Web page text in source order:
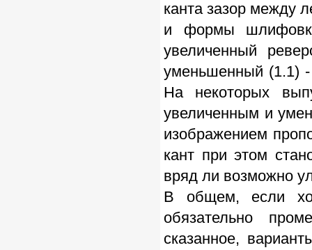
канта зазор между
и формы
увеличенный
уменьшенный (1.1)
На некоторых
увеличенным и
изображением
кант при этом
вряд ли возможно
В общем, если
обязательно
сказанное,